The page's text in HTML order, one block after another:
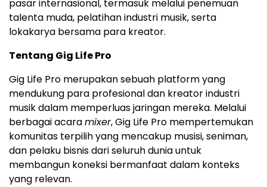
pasar internasional, termasuk melalui penemuan
talenta muda, pelatihan industri musik, serta
lokakarya bersama para kreator.
Tentang Gig Life Pro
Gig Life Pro merupakan sebuah platform yang
mendukung para profesional dan kreator industri
musik dalam memperluas jaringan mereka. Melalui
berbagai acaramixer, Gig Life Pro mempertemukan
komunitas terpilih yang mencakup musisi, seniman,
dan pelaku bisnis dari seluruh dunia untuk
membangun koneksi bermanfaat dalam konteks
yang relevan.